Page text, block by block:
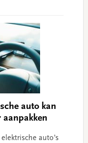
auto kan
aanpakken
auto’s